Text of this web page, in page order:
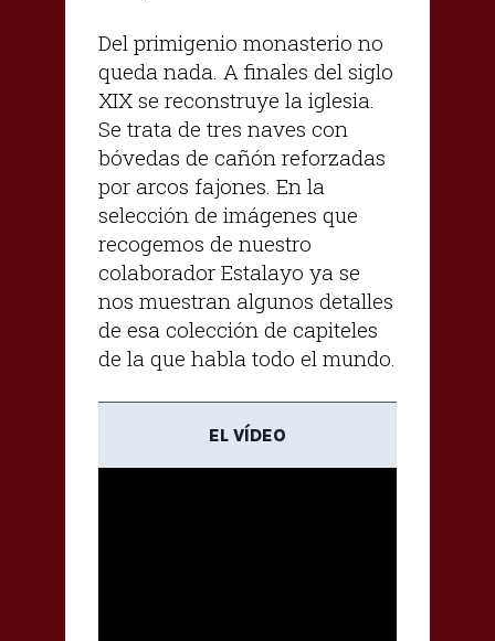
Del primigenio monasterio no
queda nada. A finales del siglo
XIX se reconstruye la iglesia.
Se trata de tres naves con
bóvedas de cañón reforzadas
por arcos fajones. En la
selección de imágenes que
recogemos de nuestro
colaborador Estalayo ya se
nos muestran algunos detalles
de esa colección de capiteles
de la que habla todo el mundo.
EL VÍDEO